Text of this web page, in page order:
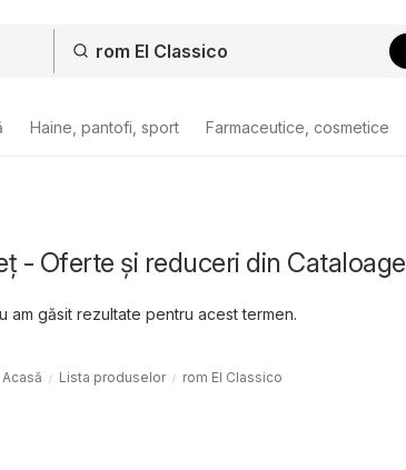
Haine, pantofi, sport Farmaceutice, cosmetice
- Oferte și reduceri din Cataloage
am găsit rezultate pentru acest termen.
Acasă Lista produselor rom El Classico